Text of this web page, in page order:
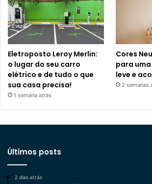
Eletroposto Leroy Merlin:
o lugar do seu carro
elétrico e de tudo o que
sua casa precisa!
1 semana atrás
Cores
para
leve e
2 semanas
Últimos posts
2 dias atrás